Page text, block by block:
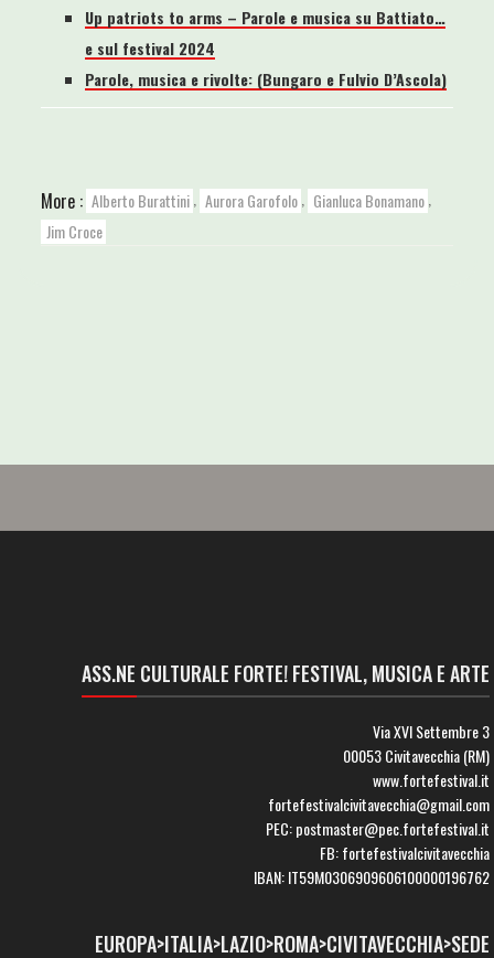
Up patriots to arms – Parole e musica su Battiato…
e sul festival 2024
Parole, musica e rivolte: (Bungaro e Fulvio D’Ascola)
More : Alberto Burattini Aurora Garofolo Gianluca Bonamano
Jim Croce
ASS.NE CULTURALE FORTE! FESTIVAL, MUSICA E ARTE
Via XVI Settembre 3
00053 Civitavecchia (RM)
www.fortefestival.it
fortefestivalcivitavecchia@gmail.com
PEC: postmaster@pec.fortefestival.it
FB: fortefestivalcivitavecchia
IBAN: IT59M0306909606100000196762
EUROPA>ITALIA>LAZIO>ROMA>CIVITAVECCHIA>SEDE